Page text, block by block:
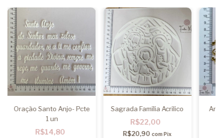
Oração Santo Anjo- Pcte
1 un
R$14,80
Sagrada Família Acrilico
R$22,00
R$20,90com Pix